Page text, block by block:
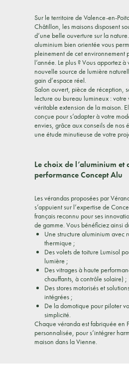
Sur le territoire de Valence-en-
Châtillon, les maisons disposent
d’une belle ouverture sur la
aluminium bien orientée vous
pleinement de cet environnement
l’année. Le plus ? Vous apportez
nouvelle source de lumière
gain d’espace réel.
Salon ouvert, pièce de réception,
lecture ou bureau lumineux :
véritable extension de la maison.
conçue pour s’adapter à votre
envies, grâce aux conseils de nos
une étude minutieuse de votre
Le choix de l’aluminium et
performance Concept Alu
Les vérandas proposées par
s’appuient sur l’expertise de
français reconnu pour ses
de gamme. Vous bénéficiez ainsi
Une structure aluminium avec
thermique ;
Des volets de toiture Lumisol
lumière ;
Des vitrages à haute
chauffants, à contrôle solaire) ;
Des stores motorisés et
intégrées ;
De la domotique pour piloter
simplicité.
Chaque véranda est fabriquée en
personnalisée, pour s’intégrer
maison dans la Vienne.